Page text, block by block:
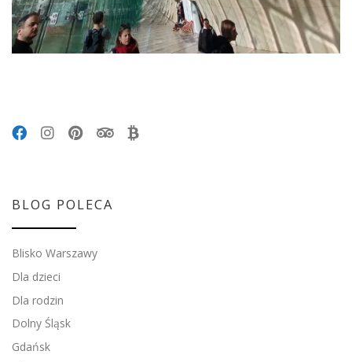
BLOG POLECA
Blisko Warszawy
Dla dzieci
Dla rodzin
Dolny Śląsk
Gdańsk